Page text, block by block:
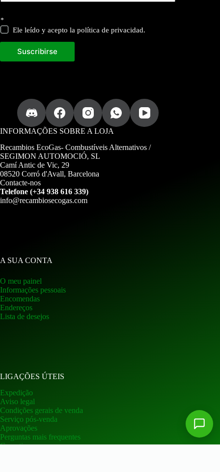
e
r
a
a
.
*
Ele leído y acepto la política de privacidad.
Suscribirse
INFORMAÇÕES SOBRE A LOJA
Recambios EcoGas- Combustíveis Alternativos /
SEGIMON AUTOMOCIÓ, SL
Camí Antic de Vic, 29
08520 Corró d'Avall, Barcelona
Contacte-nos
Telefone (+34 938 616 339)
info@recambiosecogas.com
A SUA CONTA
O meu painel
Informações pessoais
Encomendas
Endereços
Lista de desejos
LIGAÇÕES ÚTEIS
Expedição
Aviso legal
Condições gerais de venda
Serviço pós-venda
Aprovações
Perguntas mais frequentes
Garantia